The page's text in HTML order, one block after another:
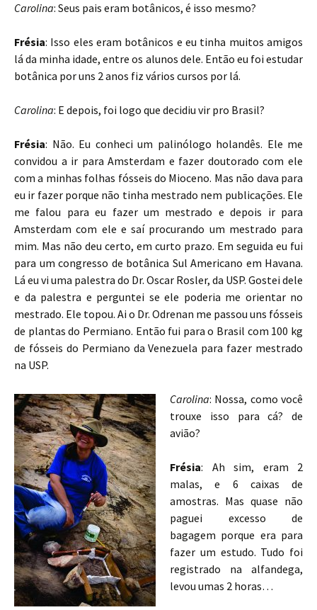
Carolina: Seus pais eram botânicos, é isso mesmo?
Frésia: Isso eles eram botânicos e eu tinha muitos amigos
lá da minha idade, entre os alunos dele. Então eu foi estudar
botânica por uns 2 anos fiz vários cursos por lá.
Carolina: E depois, foi logo que decidiu vir pro Brasil?
Frésia: Não. Eu conheci um palinólogo holandês. Ele me
convidou a ir para Amsterdam e fazer doutorado com ele
com a minhas folhas fósseis do Mioceno. Mas não dava para
eu ir fazer porque não tinha mestrado nem publicações. Ele
me falou para eu fazer um mestrado e depois ir para
Amsterdam com ele e saí procurando um mestrado para
mim. Mas não deu certo, em curto prazo. Em seguida eu fui
para um congresso de botânica Sul Americano em Havana.
Lá eu vi uma palestra do Dr. Oscar Rosler, da USP. Gostei dele
e da palestra e perguntei se ele poderia me orientar no
mestrado. Ele topou. Ai o Dr. Odrenan me passou uns fósseis
de plantas do Permiano. Então fui para o Brasil com 100 kg
de fósseis do Permiano da Venezuela para fazer mestrado
na USP.
Carolina: Nossa, como você
trouxe isso para cá? de
avião?
Frésia: Ah sim, eram 2
malas, e 6 caixas de
amostras. Mas quase não
paguei excesso de
bagagem porque era para
fazer um estudo. Tudo foi
registrado na alfandega,
levou umas 2 horas…